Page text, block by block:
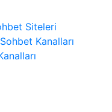
Siteleri
Kanalları